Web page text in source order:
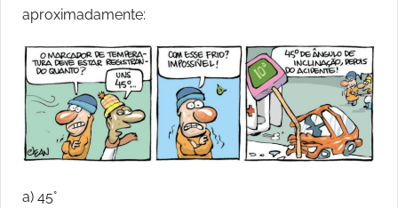
aproximadamente:
a) 45°